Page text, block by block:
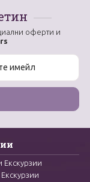
оферти и
Екскурзии